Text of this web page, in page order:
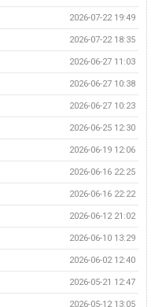
2026-07-22 19:49
2026-07-22 18:35
2026-06-27 11:03
2026-06-27 10:38
2026-06-27 10:23
2026-06-25 12:30
2026-06-19 12:06
2026-06-16 22:25
2026-06-16 22:22
2026-06-12 21:02
2026-06-10 13:29
2026-06-02 12:40
2026-05-21 12:47
2026-05-12 13:05